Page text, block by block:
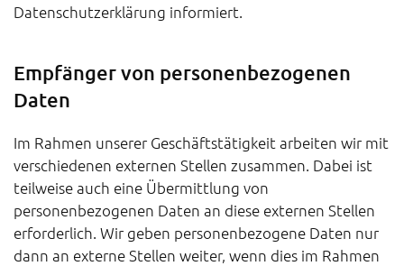
Datenschutzerklärung informiert.
Empfänger von personenbezogenen
Daten
Im Rahmen unserer Geschäftstätigkeit arbeiten wir mit
verschiedenen externen Stellen zusammen. Dabei ist
teilweise auch eine Übermittlung von
personenbezogenen Daten an diese externen Stellen
erforderlich. Wir geben personenbezogene Daten nur
dann an externe Stellen weiter, wenn dies im Rahmen